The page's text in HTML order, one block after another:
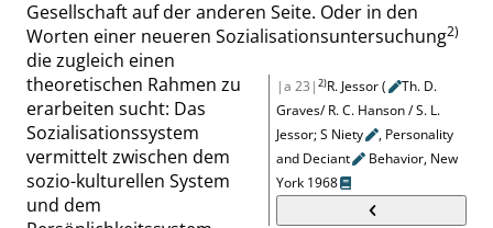
Gesellschaft auf der anderen Seite. Oder in den
Worten einer neueren Sozialisationsuntersuchung2)
|a 23| 2)R. Jessor(
Th. D.
Graves/ R. C. Hanson / S. L.
Jessor;S Niety
, Personality
and Deciant
Behavior, New
York 1968
die zugleich einen
theoretischen Rahmen zu
erarbeiten sucht: Das
Sozialisationssystem
vermittelt zwischen dem
sozio-kulturellen System
und dem